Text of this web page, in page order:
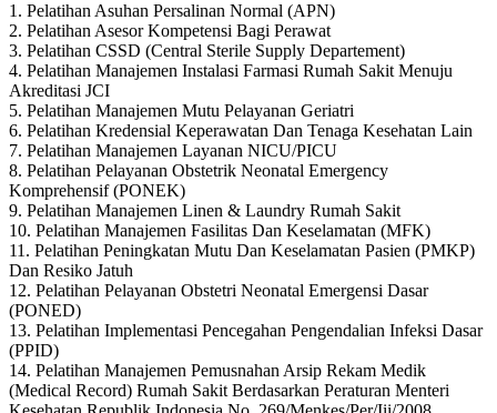
1. Pelatihan Asuhan Persalinan Normal (APN)
2. Pelatihan Asesor Kompetensi Bagi Perawat
3. Pelatihan CSSD (Central Sterile Supply Departement)
4. Pelatihan Manajemen Instalasi Farmasi Rumah Sakit Menuju
Akreditasi JCI
5. Pelatihan Manajemen Mutu Pelayanan Geriatri
6. Pelatihan Kredensial Keperawatan Dan Tenaga Kesehatan Lain
7. Pelatihan Manajemen Layanan NICU/PICU
8. Pelatihan Pelayanan Obstetrik Neonatal Emergency
Komprehensif (PONEK)
9. Pelatihan Manajemen Linen & Laundry Rumah Sakit
10. Pelatihan Manajemen Fasilitas Dan Keselamatan (MFK)
11. Pelatihan Peningkatan Mutu Dan Keselamatan Pasien (PMKP)
Dan Resiko Jatuh
12. Pelatihan Pelayanan Obstetri Neonatal Emergensi Dasar
(PONED)
13. Pelatihan Implementasi Pencegahan Pengendalian Infeksi Dasar
(PPID)
14. Pelatihan Manajemen Pemusnahan Arsip Rekam Medik
(Medical Record) Rumah Sakit Berdasarkan Peraturan Menteri